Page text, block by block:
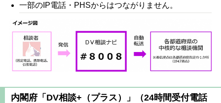
一部のIP電話・PHSからはつながりません。
内閣府「DV相談+（プラス）」（24時間受付電話